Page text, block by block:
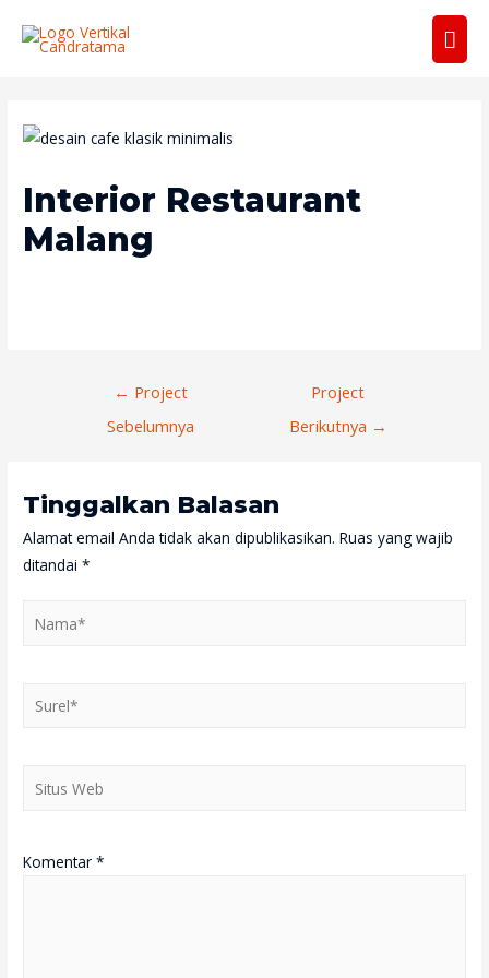
Interior Restaurant
Malang
Navigasi
Pos
← Project
Sebelumnya
Project
Berikutnya →
Tinggalkan Balasan
Alamat email Anda tidak akan dipublikasikan. Ruas yang wajib
ditandai*
Surel*
Komentar*